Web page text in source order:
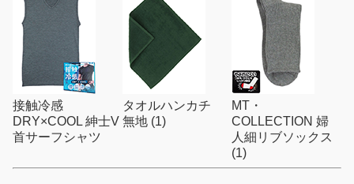
接触冷感
DRY×COOL 紳士V
首サーフシャツ
タオルハンカチ
無地 (1)
MT・
COLLECTION 婦
人細リブソックス
(1)